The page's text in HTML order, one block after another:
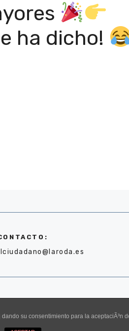
ha dicho!
su consentimiento para la aceptaciÃ³n